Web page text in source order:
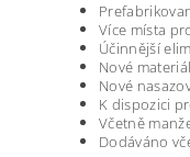
Více místa
Účinnější
Nové
Nové
K dispozici
Včetně
Dodáváno